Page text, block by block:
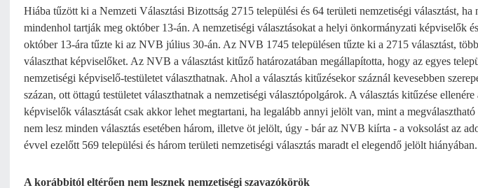
Hiába tűzött ki a Nemzeti Választási Bizottság 2715 települési és 64 területi nemzetiségi választást,
mindenhol tartják meg október 13-án. A nemzetiségi választásokat a helyi önkormányzati képviselők
október 13-ára tűzte ki az NVB július 30-án. Az NVB 1745 településen tűzte ki a 2715 választást,
választhat képviselőket. Az NVB a választást kitűző határozatában megállapította, hogy az egyes
nemzetiségi képviselő-testületet választhatnak. Ahol a választás kitűzésekor száznál kevesebben
százan, ott öttagú testületet választhatnak a nemzetiségi választópolgárok. A választás kitűzése
képviselők választását csak akkor lehet megtartani, ha legalább annyi jelölt van, mint a
nem lesz minden választás esetében három, illetve öt jelölt, úgy - bár az NVB kiírta - a voksolást az
évvel ezelőtt 569 települési és három területi nemzetiségi választás maradt el elegendő jelölt hiányában.
A korábbitól eltérően nem lesznek nemzetiségi szavazókörök